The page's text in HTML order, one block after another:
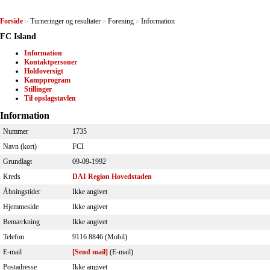
Forside > Turneringer og resultater > Forening > Information
FC Island
Information
Kontaktpersoner
Holdoversigt
Kampprogram
Stillinger
Til opslagstavlen
Information
Nummer
1735
Navn (kort)
FCI
Grundlagt
09-09-1992
Kreds
DAI Region Hovedstaden
Åbningstider
Ikke angivet
Hjemmeside
Ikke angivet
Bemærkning
Ikke angivet
Telefon
9116 8846 (Mobil)
E-mail
[Send mail] (E-mail)
Postadresse
Ikke angivet